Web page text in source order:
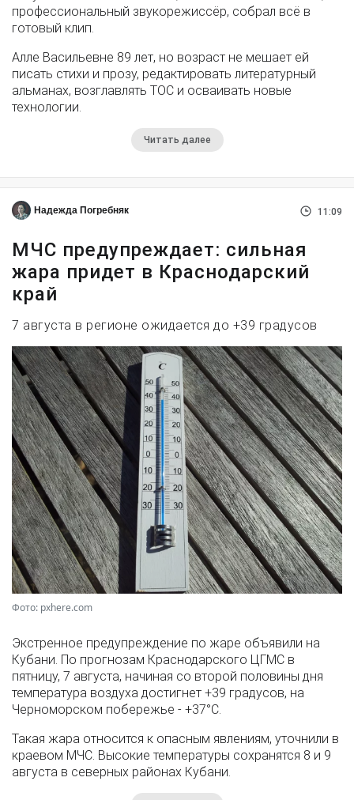
профессиональный звукорежиссёр, собрал всё в
готовый клип.
Алле Васильевне 89 лет, но возраст не мешает ей
писать стихи и прозу, редактировать литературный
альманах, возглавлять ТОС и осваивать новые
технологии.
Читать далее
Надежда Погребняк 11:09
МЧС предупреждает: сильная
жара придет в Краснодарский
край
7 августа в регионе ожидается до +39 градусов
Фото: pxhere.com
Экстренное предупреждение по жаре объявили на
Кубани. По прогнозам Краснодарского ЦГМС в
пятницу, 7 августа, начиная со второй половины дня
температура воздуха достигнет +39 градусов, на
Черноморском побережье - +37°­С.
Такая жара относится к опасным явлениям, уточнили в
краевом МЧС. Высокие температуры сохранятся 8 и 9
августа в северных районах Кубани.